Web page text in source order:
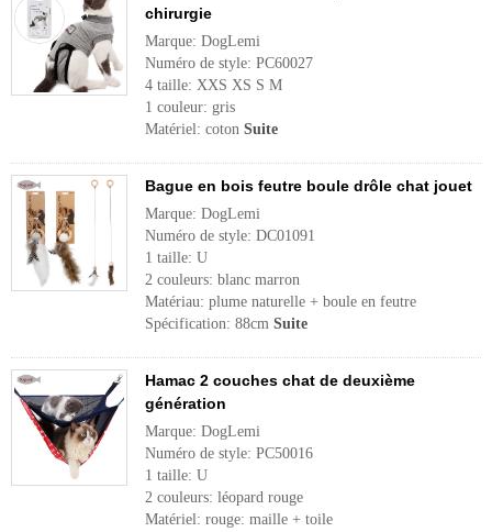
chirurgie
Marque: DogLemi
Numéro de style: PC60027
4 taille: XXS XS S M
1 couleur: gris
Matériel: coton Suite
Bague en bois feutre boule drôle chat jouet
Marque: DogLemi
Numéro de style: DC01091
1 taille: U
2 couleurs: blanc marron
Matériau: plume naturelle + boule en feutre
Spécification: 88cm Suite
Hamac 2 couches chat de deuxième
génération
Marque: DogLemi
Numéro de style: PC50016
1 taille: U
2 couleurs: léopard rouge
Matériel: rouge: maille + toile